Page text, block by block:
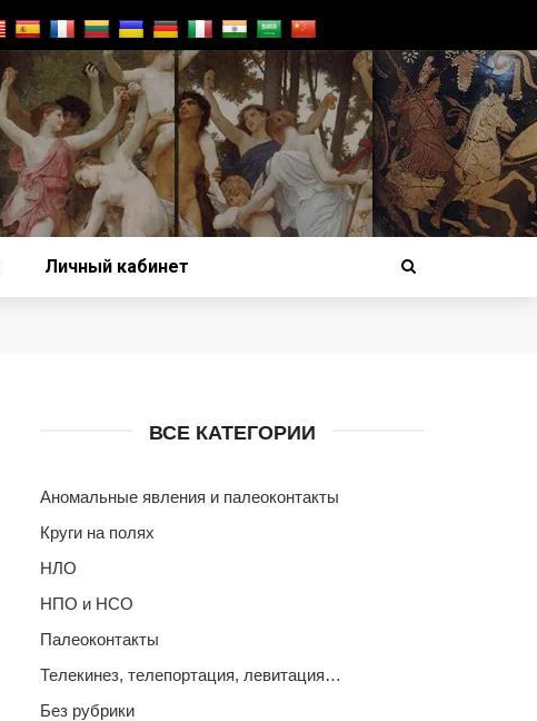
Личный кабинет
ВСЕ КАТЕГОРИИ
Аномальные явления и палеоконтакты
Круги на полях
НЛО
НПО и НСО
Палеоконтакты
Телекинез, телепортация, левитация…
Без рубрики